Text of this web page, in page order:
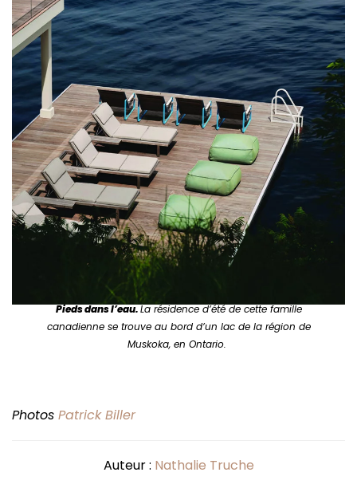
Pieds dans l’eau.La résidence d’été de cette famille
canadienne se trouve au bord d’un lac de la région de
Muskoka, en Ontario.
Photos Patrick Biller
Auteur : Nathalie Truche